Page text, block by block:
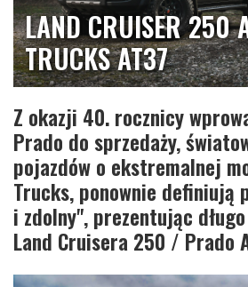
LAND CRUISER 250
TRUCKS AT37
Z okazji 40. rocznicy
Prado do sprzedaży,
pojazdów o ekstremalnej
Trucks, ponownie definiują
i zdolny", prezentując
Land Cruisera 250 / Prado